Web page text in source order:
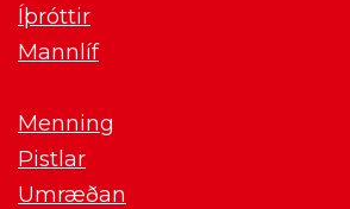
Íþróttir
Mannlíf
Menning
Pistlar
Umræðan